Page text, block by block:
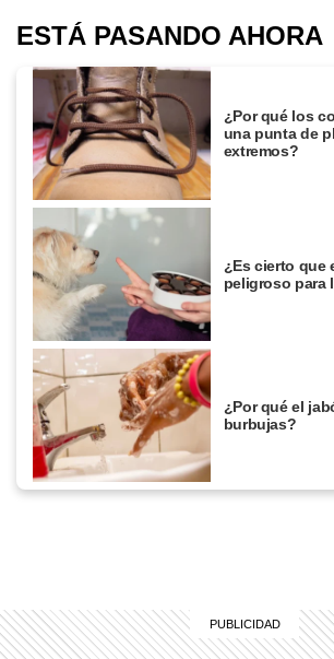
ESTÁ PASANDO AHORA
¿Por qué los
una punta de
extremos?
¿Es cierto que
peligroso para
¿Por qué el
burbujas?